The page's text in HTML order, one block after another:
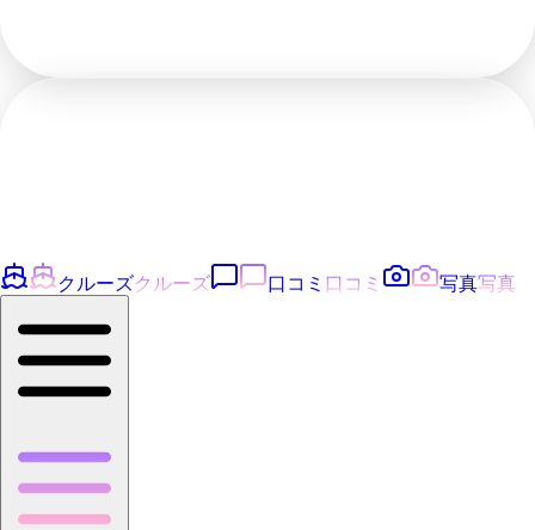
クルーズクルーズ 口コミ 口コミ 写真写真